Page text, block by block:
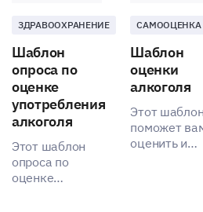
Making a decision that might
others
Having to adhere to strict
ЗДРАВООХРАНЕНИЕ
Шаблон
опроса по
оценке
употребления
алкоголя
Этот шаблон
опроса по
оценке
САМООЦЕНКА
Шаблон
оценки
алкоголя
Этот шаблон
поможет
оценить и